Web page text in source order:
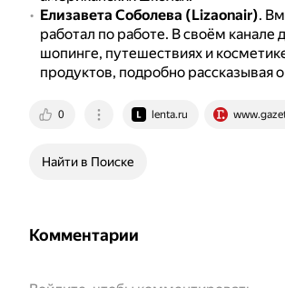
Елизавета Соболева (Lizaonair).
работал по работе. В своём канале
шопинге, путешествиях и
продуктов, подробно рассказывая
0 lenta.ru
Найти в Поиске
Комментарии